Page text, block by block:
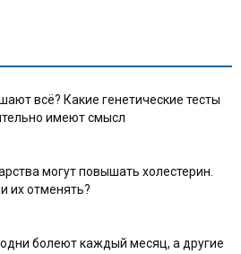
всё? Какие генетические тесты
имеют смысл
могут повышать холестерин.
их отменять?
болеют каждый месяц, а другие